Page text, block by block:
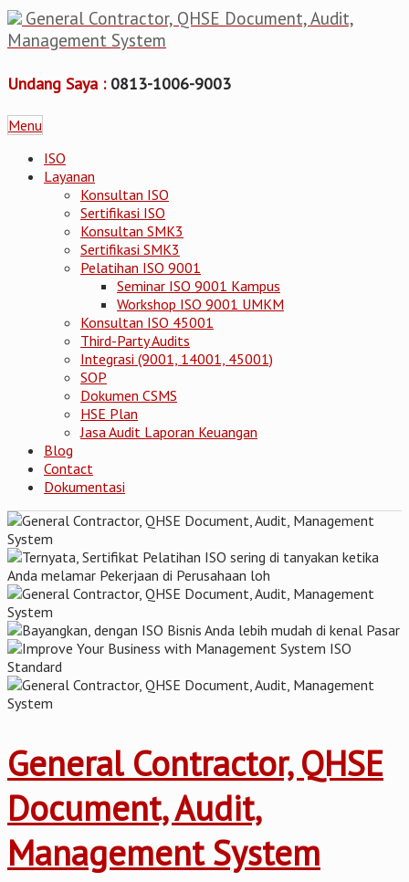
General Contractor, QHSE Document, Audit,
Management System
Undang Saya : 0813-1006-9003
Menu
ISO
Layanan
Konsultan ISO
Sertifikasi ISO
Konsultan SMK3
Sertifikasi SMK3
Pelatihan ISO 9001
Seminar ISO 9001 Kampus
Workshop ISO 9001 UMKM
Konsultan ISO 45001
Third-Party Audits
Integrasi (9001, 14001, 45001)
SOP
Dokumen CSMS
HSE Plan
Jasa Audit Laporan Keuangan
Blog
Contact
Dokumentasi
General Contractor, QHSE
Document, Audit,
Management System